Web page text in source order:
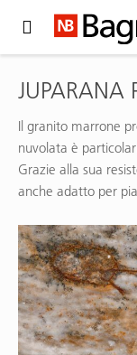
JUPARANA
Il granito marrone
nuvolata è
Grazie alla sua
anche adatto per